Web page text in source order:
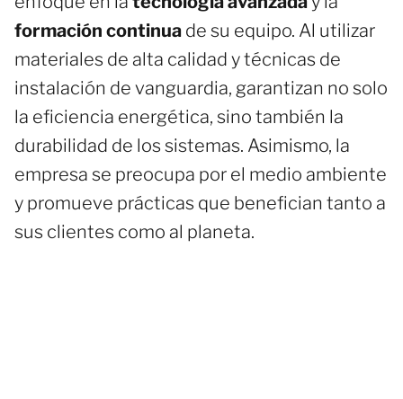
formación continua de su equipo. Al utilizar
materiales de alta calidad y técnicas de
instalación de vanguardia, garantizan no solo
la eficiencia energética, sino también la
durabilidad de los sistemas. Asimismo, la
empresa se preocupa por el medio ambiente
y promueve prácticas que benefician tanto a
sus clientes como al planeta.